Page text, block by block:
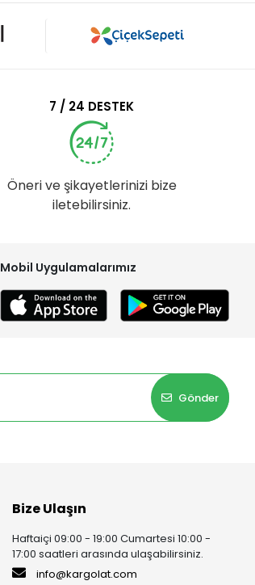
7 / 24 DESTEK
Öneri ve şikayetlerinizi bize
iletebilirsiniz.
Mobil Uygulamalarımız
Gönder
Bize Ulaşın
Haftaiçi 09:00 - 19:00 Cumartesi 10:00 -
17:00 saatleri arasında ulaşabilirsiniz.
info@kargolat.com